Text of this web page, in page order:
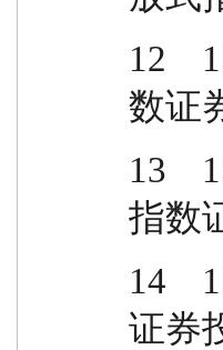
12
数证
13
指数
14
证券